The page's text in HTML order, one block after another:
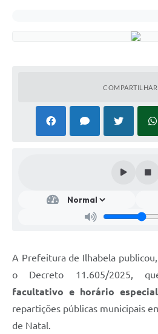
COMPARTILHAR
A Prefeitura de Ilhabela
o Decreto 11.605/2025,
facultativo e horário
repartições públicas municipais
de Natal.